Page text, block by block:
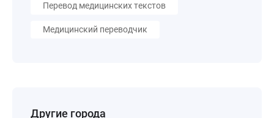
Перевод медицинских текстов
Медицинский переводчик
Другие города